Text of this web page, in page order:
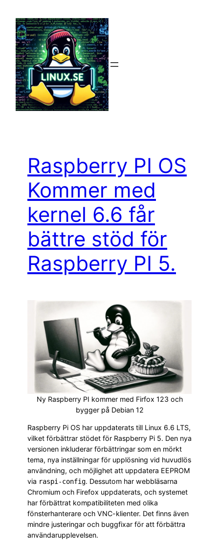
innehåll
Raspberry PI OS
Kommer med
kernel 6.6 får
bättre stöd för
Raspberry PI 5.
Ny Raspberry PI kommer med Firfox 123 och
bygger på Debian 12
Raspberry Pi OS har uppdaterats till Linux 6.6 LTS,
vilket förbättrar stödet för Raspberry Pi 5. Den nya
versionen inkluderar förbättringar som en mörkt
tema, nya inställningar för upplösning vid huvudlös
användning, och möjlighet att uppdatera EEPROM
via raspi-config. Dessutom har webbläsarna
Chromium och Firefox uppdaterats, och systemet
har förbättrat kompatibiliteten med olika
fönsterhanterare och VNC-klienter. Det finns även
mindre justeringar och buggfixar för att förbättra
användarupplevelsen.